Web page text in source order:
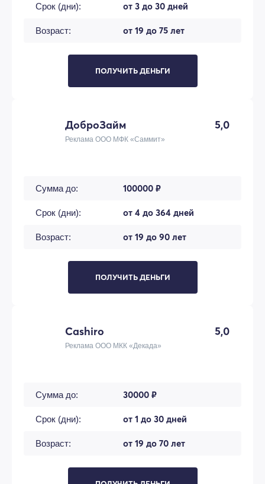
Срок (дни): от 3 до 30 дней
Возраст: от 19 до 75 лет
ПОЛУЧИТЬ ДЕНЬГИ
ДоброЗайм 5,0
Реклама ООО МФК «Саммит»
Сумма до: 100000 ₽
Срок (дни): от 4 до 364 дней
Возраст: от 19 до 90 лет
ПОЛУЧИТЬ ДЕНЬГИ
Cashiro 5,0
Реклама ООО МКК «Декада»
Сумма до: 30000 ₽
Срок (дни): от 1 до 30 дней
Возраст: от 19 до 70 лет